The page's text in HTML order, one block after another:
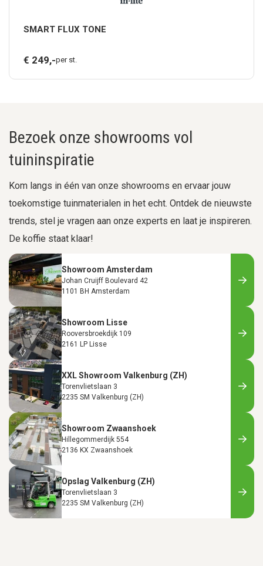
SMART FLUX TONE
€ 249,-per st.
Bezoek onze showrooms vol
tuininspiratie
Kom langs in één van onze showrooms en ervaar jouw
toekomstige tuinmaterialen in het echt. Ontdek de nieuwste
trends, stel je vragen aan onze experts en laat je inspireren.
De koffie staat klaar!
Showroom Amsterdam
Johan Cruijff Boulevard 42
1101 BH Amsterdam
Showroom Lisse
Rooversbroekdijk 109
2161 LP Lisse
XXL Showroom Valkenburg (ZH)
Torenvlietslaan 3
2235 SM Valkenburg (ZH)
Showroom Zwaanshoek
Hillegommerdijk 554
2136 KX Zwaanshoek
Opslag Valkenburg (ZH)
Torenvlietslaan 3
2235 SM Valkenburg (ZH)